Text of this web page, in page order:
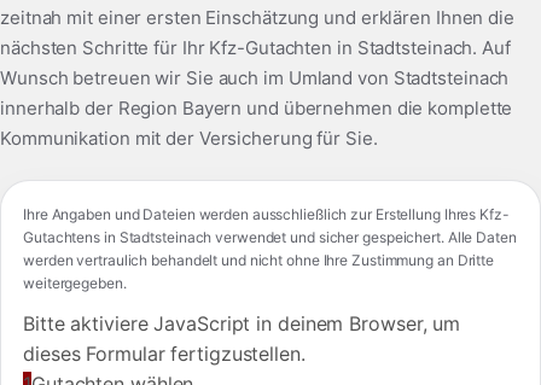
zeitnah mit einer ersten Einschätzung und erklären Ihnen die
nächsten Schritte für Ihr Kfz-Gutachten in Stadtsteinach. Auf
Wunsch betreuen wir Sie auch im Umland von Stadtsteinach
innerhalb der Region Bayern und übernehmen die komplette
Kommunikation mit der Versicherung für Sie.
Ihre Angaben und Dateien werden ausschließlich zur Erstellung Ihres Kfz-
Gutachtens in Stadtsteinach verwendet und sicher gespeichert. Alle Daten
werden vertraulich behandelt und nicht ohne Ihre Zustimmung an Dritte
weitergegeben.
Bitte aktiviere JavaScript in deinem Browser, um
dieses Formular fertigzustellen.